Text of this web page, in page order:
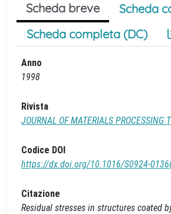
Scheda breve
Scheda
Scheda completa (DC)
Anno
1998
Rivista
JOURNAL OF MATERIALS PROCESSING
Codice DOI
https://dx.doi.org/10.1016/S0924-
Citazione
Residual stresses in structures coated